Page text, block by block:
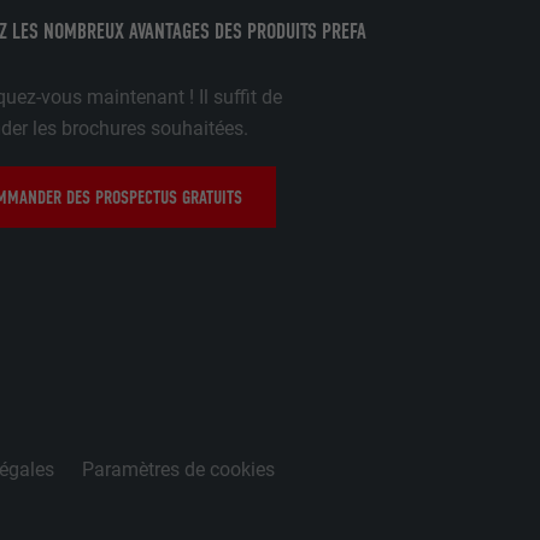
LES NOMBREUX AVANTAGES DES PRODUITS PREFA
vous maintenant ! Il suffit de
les brochures souhaitées.
DES PROSPECTUS GRATUITS
Paramètres de cookies
le
l'outil
la langue